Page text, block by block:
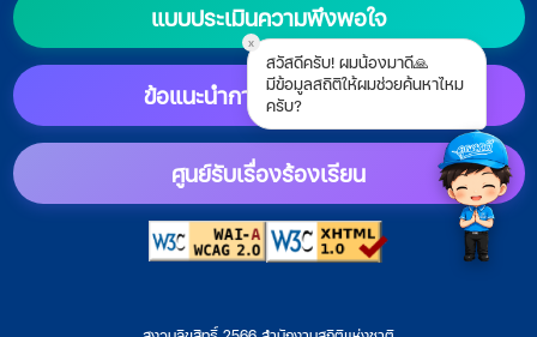
x
สวัสดีครับ! ผมน้องมาดี🙏
มีข้อมูลสถิติให้ผมช่วยค้นหาไหม
ครับ?
แบบประเมินความพึงพอใจ
ข้อแนะนำการตั้งค่าแสดงผล
ศูนย์รับเรื่องร้องเรียน